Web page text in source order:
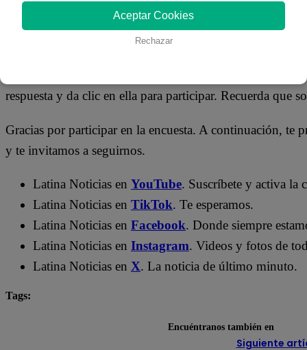
Agustín Sosa
A continuación, te presentamos la encuesta de Latina
respuesta y da clic en ella para participar. Recuerda que
Gracias por participar en la encuesta. A continuación, te
y te invitamos a seguirnos.
Latina Noticias en YouTube. Suscríbete y activa la
Latina Noticias en TikTok. Te esperamos.
Latina Noticias en Facebook. Donde siempre
Latina Noticias en Instagram. Videos y fotos de
Latina Noticias en X. La noticia de último minuto.
Tags:
Siguiente
Aceptar Cookies
Rechazar
Encuéntranos también en